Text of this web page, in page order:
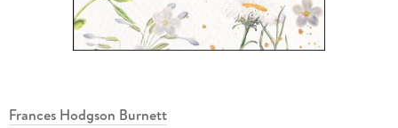
Frances Hodgson Burnett